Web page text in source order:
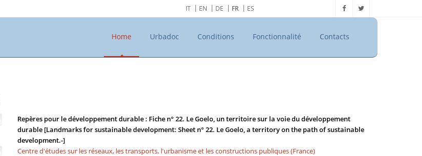
IT EN DE FR ES
Home Urbadoc Conditions Fonctionnalité Contacts
Repères pour le développement durable : Fiche n° 22. Le Goelo, un territoire sur la voie du développement
durable [Landmarks for sustainable development: Sheet n° 22. Le Goelo, a territory on the path of sustainable
development.-]
Centre d'études sur les réseaux, les transports, l'urbanisme et les constructions publiques (France)